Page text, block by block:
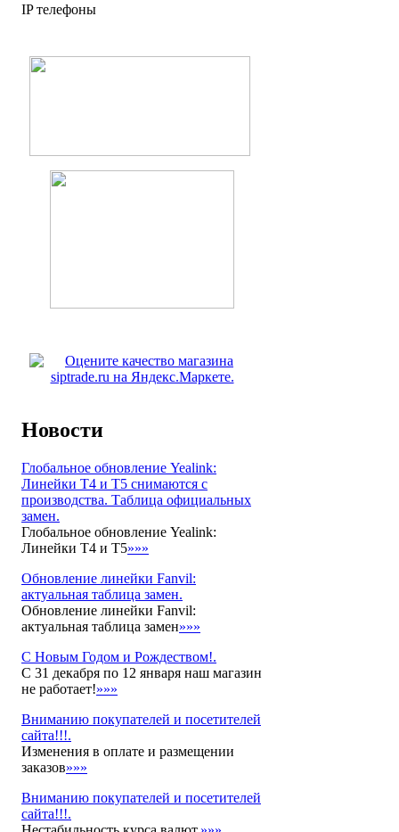
IP телефоны
Новости
Глобальное обновление Yealink:
Линейки T4 и T5 снимаются с
производства. Таблица официальных
замен.
Глобальное обновление Yealink:
Линейки T4 и T5»»»
Обновление линейки Fanvil:
актуальная таблица замен.
Обновление линейки Fanvil:
актуальная таблица замен»»»
С Новым Годом и Рождеством!.
С 31 декабря по 12 января наш магазин
не работает!»»»
Вниманию покупателей и посетителей
сайта!!!.
Изменения в оплате и размещении
заказов»»»
Вниманию покупателей и посетителей
сайта!!!.